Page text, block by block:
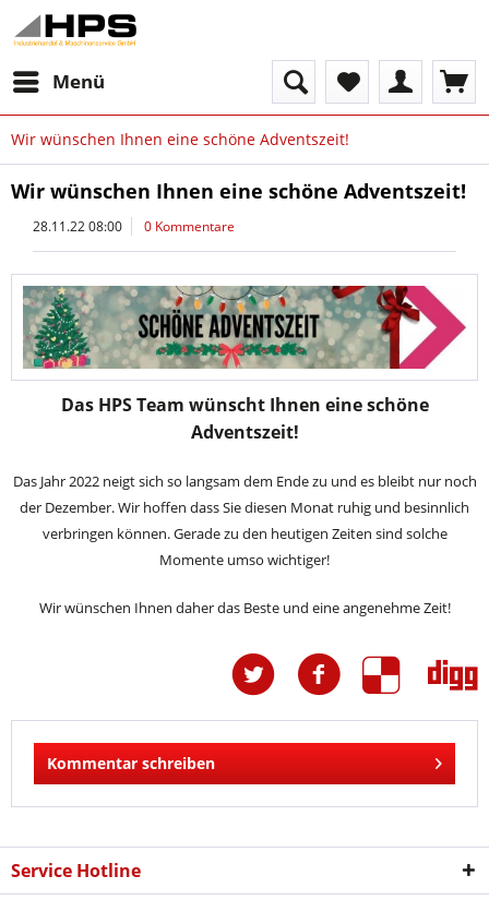
Menü
Wir wünschen Ihnen eine schöne Adventszeit!
Wir wünschen Ihnen eine schöne Adventszeit!
28.11.22 08:00 0 Kommentare
Das HPS Team wünscht Ihnen eine schöne
Adventszeit!
Das Jahr 2022 neigt sich so langsam dem Ende zu und es bleibt nur noch
der Dezember. Wir hoffen dass Sie diesen Monat ruhig und besinnlich
verbringen können. Gerade zu den heutigen Zeiten sind solche
Momente umso wichtiger!
Wir wünschen Ihnen daher das Beste und eine angenehme Zeit!
Kommentar schreiben
Service Hotline